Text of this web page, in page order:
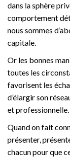
dans la sphère
comportement
nous sommes
capitale.
Or les bonnes
toutes les
favorisent les
d’élargir son
et professionnelle.
Quand on fait
présenter,
chacun pour que